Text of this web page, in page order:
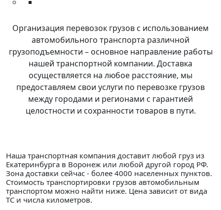
О компании
Направления
Тарифы
Международные перевозки
Контакты
Организация перевозок грузов с использованием
автомобильного транспорта различной
грузоподъемности – основное направление работы
нашей транспортной компании. Доставка
осуществляется на любое расстояние, мы
предоставляем свои услуги по перевозке грузов
между городами и регионами с гарантией
целостности и сохранности товаров в пути.
Наша транспортная компания доставит любой груз из
Екатеринбурга в Воронеж или любой другой город РФ.
Зона доставки сейчас - более 4000 населенных пунктов.
Стоимость транспортировки грузов автомобильным
транспортом можно найти ниже. Цена зависит от вида
ТС и числа километров.